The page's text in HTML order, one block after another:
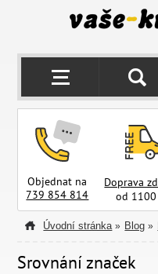
Objednat na
739 854 814
Doprava
od 1100
Úvodní stránka » Blog »
Srovnání značek